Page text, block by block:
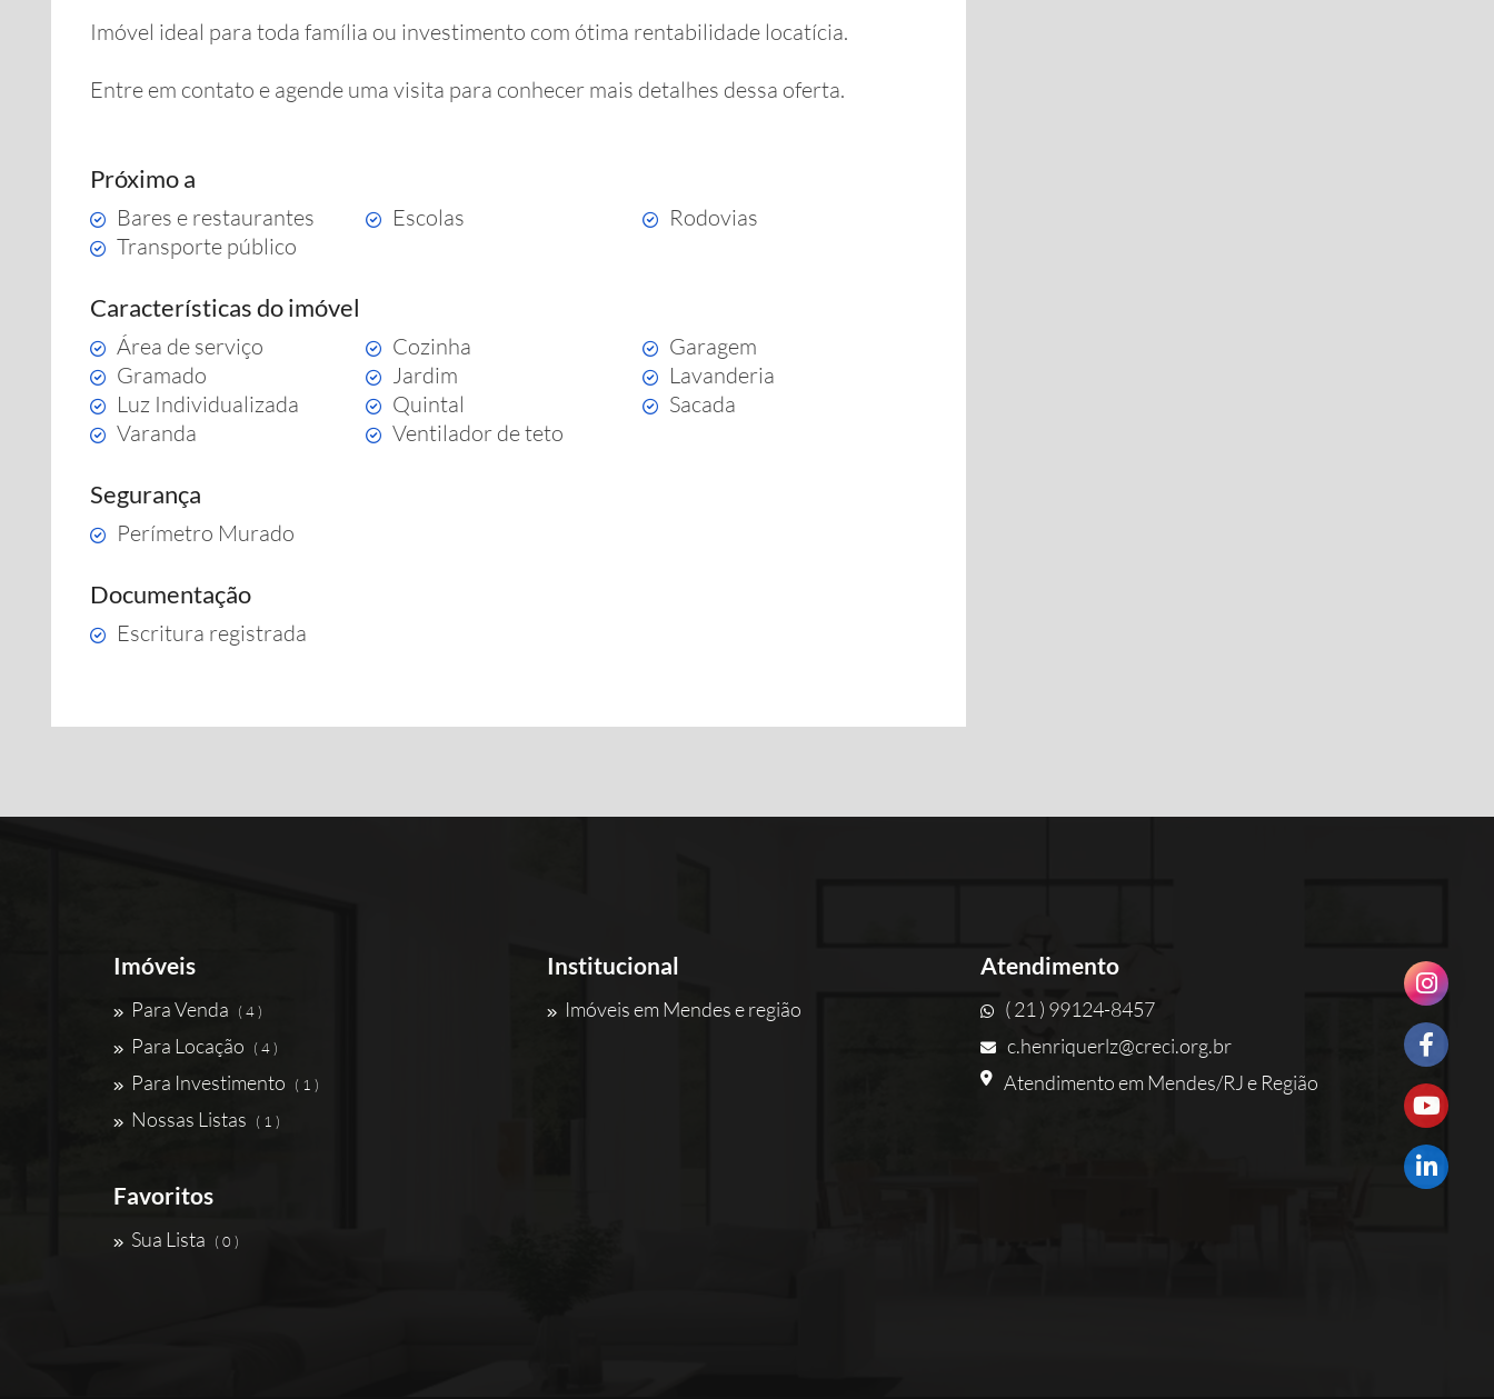
Imóvel ideal para toda família ou investimento com ótima rentabilidade locatícia.
Entre em contato e agende uma visita para conhecer mais detalhes dessa oferta.
Próximo a
Bares e restaurantes Escolas
Rodovias
Transporte público
Características do imóvel
Área de serviço Cozinha
Garagem
Gramado
Jardim
Lavanderia
Luz Individualizada
Quintal
Sacada
Varanda
Ventilador de teto
Segurança
Perímetro Murado
Documentação
Escritura registrada
Imóveis
Para Venda ( 4 )
Para Locação ( 4 )
Para Investimento ( 1 )
Nossas Listas ( 1 )
Favoritos
Sua Lista ( 0 )
Institucional
Imóveis em Mendes e região
Atendimento
( 21 ) 99124-8457
c.henriquerlz@creci.org.br
Atendimento em Mendes/RJ e Região